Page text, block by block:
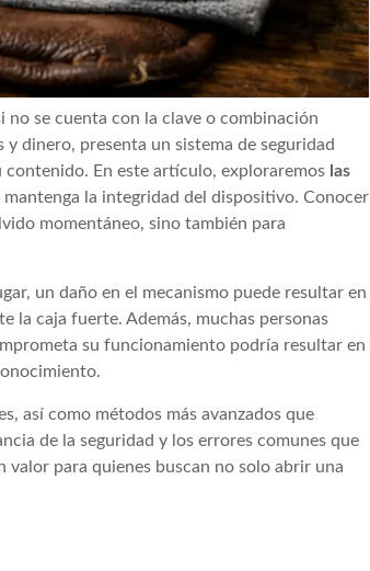
no se cuenta con la clave o combinación
dinero, presenta un sistema de seguridad
En este artículo, exploraremos las
mantenga la integridad del dispositivo. Conocer
momentáneo, sino también para
un daño en el mecanismo puede resultar en
la caja fuerte. Además, muchas personas
su funcionamiento podría resultar en
así como métodos más avanzados que
de la seguridad y los errores comunes que
valor para quienes buscan no solo abrir una